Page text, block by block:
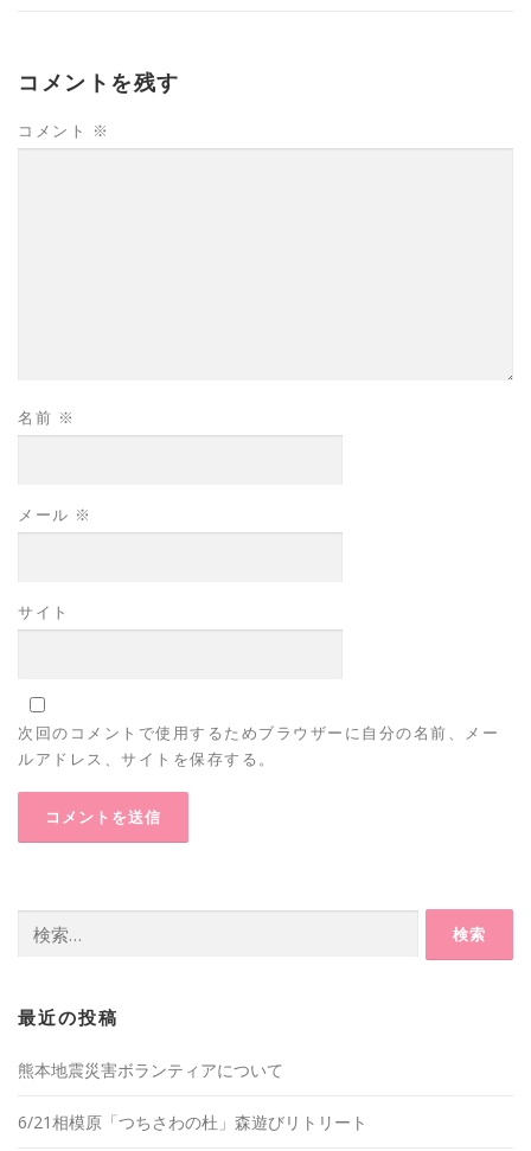
コメントを残す
コメント ※
名前 ※
メール ※
サイト
次回のコメントで使用するためブラウザーに自分の名前、メー
ルアドレス、サイトを保存する。
索:
最近の投稿
熊本地震災害ボランティアについて
6/21相模原「つちさわの杜」森遊びリトリート